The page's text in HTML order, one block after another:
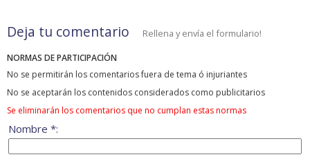
Deja tu comentario Rellena y envía el formulario!
NORMAS DE PARTICIPACIÓN
No se permitirán los comentarios fuera de tema ó injuriantes
No se aceptarán los contenidos considerados como publicitarios
Se eliminarán los comentarios que no cumplan estas normas
Nombre *: